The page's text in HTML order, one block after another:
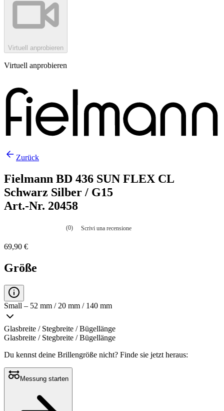
Virtuell anprobieren
Virtuell anprobieren
Zurück
Fielmann BD 436 SUN FLEX CL
Schwarz Silber / G15
Art.-Nr. 20458
La
media
è
0.0
su
5.
Leggi
0
recensioni
Stesso
link
alla
pagina.
(0) Scrivi una recensione
69,90 €
Größe
Small – 52 mm / 20 mm / 140 mm
Glasbreite / Stegbreite / Bügellänge
Glasbreite / Stegbreite / Bügellänge
Du kennst deine Brillengröße nicht? Finde sie jetzt heraus:
Messung starten